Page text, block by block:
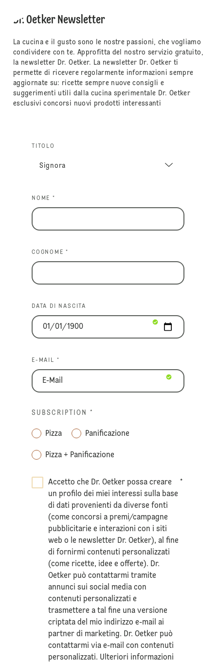
Dr. Oetker Newsletter
La cucina e il gusto sono le nostre passioni, che vogliamo
condividere con te. Approfitta del nostro servizio gratuito,
la newsletter Dr. Oetker. La newsletter Dr. Oetker ti
permette di ricevere regolarmente informazioni sempre
aggiornate su: ricette sempre nuove consigli e
suggerimenti utili dalla cucina sperimentale Dr. Oetker
esclusivi concorsi nuovi prodotti interessanti
TITOLO
NOME *
COGNOME *
DATA DI NASCITA
E-MAIL *
SUBSCRIPTION *
Pizza Panificazione
Pizza + Panificazione
Accetto che Dr. Oetker possa creare
un profilo dei miei interessi sulla base
di dati provenienti da diverse fonti
(come concorsi a premi/campagne
pubblicitarie e interazioni con i siti
web o le newsletter Dr. Oetker), al fine
di fornirmi contenuti personalizzati
(come ricette, idee e offerte). Dr.
Oetker può contattarmi tramite
annunci sui social media con
contenuti personalizzati e
trasmettere a tal fine una versione
criptata del mio indirizzo e-mail ai
partner di marketing. Dr. Oetker può
contattarmi via e-mail con contenuti
personalizzati. Ulteriori informazioni
*